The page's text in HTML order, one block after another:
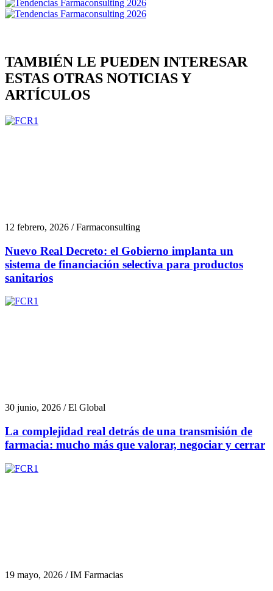
TAMBIÉN LE PUEDEN INTERESAR
ESTAS OTRAS NOTICIAS Y
ARTÍCULOS
12 febrero, 2026 / Farmaconsulting
Nuevo Real Decreto: el Gobierno implanta un
sistema de financiación selectiva para productos
sanitarios
30 junio, 2026 / El Global
La complejidad real detrás de una transmisión de
farmacia: mucho más que valorar, negociar y cerrar
19 mayo, 2026 / IM Farmacias